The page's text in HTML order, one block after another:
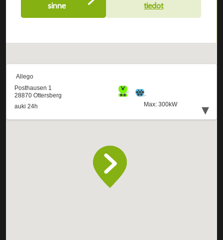
sinne
tiedot